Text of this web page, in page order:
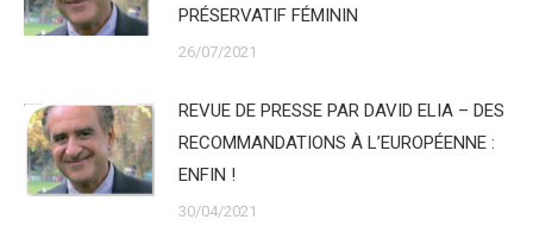
PRÉSERVATIF FÉMININ
26/07/2021
REVUE DE PRESSE PAR DAVID ELIA – DES
RECOMMANDATIONS À L’EUROPÉENNE :
ENFIN !
30/04/2021